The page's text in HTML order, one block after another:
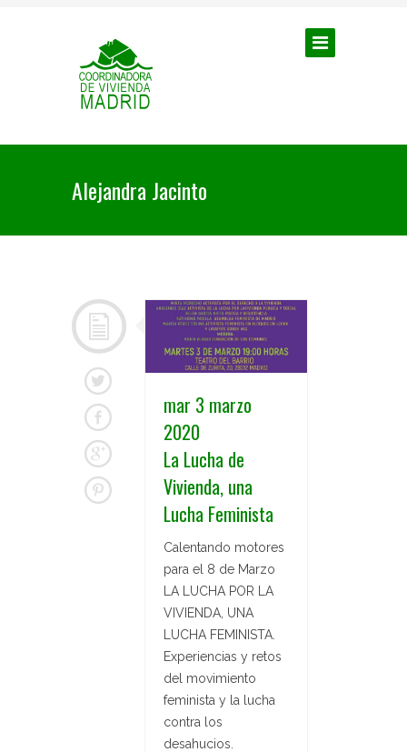
Alejandra Jacinto
mar 3 marzo
2020
La Lucha de
Vivienda, una
Lucha Feminista
Calentando motores
para el 8 de Marzo
LA LUCHA POR LA
VIVIENDA, UNA
LUCHA FEMINISTA.
Experiencias y retos
del movimiento
feminista y la lucha
contra los
desahucios.